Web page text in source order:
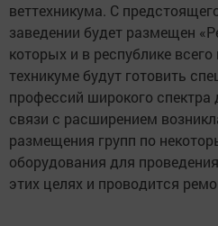
веттехникума. С
заведении будет размещен
которых и в республике всего
техникуме будут готовить
профессий широкого
связи с расширением
размещения групп по
оборудования для
этих целях и проводится